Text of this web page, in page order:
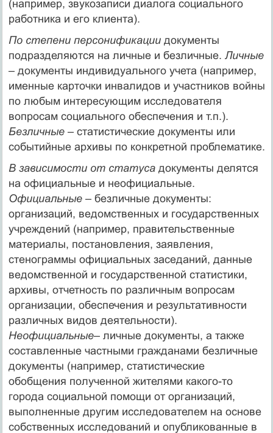
(например, звукозаписи диалога социального
работника и его клиента).
По степени персонификациидокументы
подразделяются на личные и безличные. Личные
– документы индивидуального учета (например,
именные карточки инвалидов и участников войны
по любым интересующим исследователя
вопросам социального обеспечения и т.п.).
Безличные– статистические документы или
событийные архивы по конкретной проблематике.
В зависимости от статусадокументы делятся
на официальные и неофициальные.
Официальные – безличные документы:
организаций, ведомственных и государственных
учреждений (например, правительственные
материалы, постановления, заявления,
стенограммы официальных заседаний, данные
ведомственной и государственной статистики,
архивы, отчетность по различным вопросам
организации, обеспечения и результативности
различных видов деятельности).
Неофициальные– личные документы, а также
составленные частными гражданами безличные
документы (например, статистические
обобщения полученной жителями какого-то
города социальной помощи от организаций,
выполненные другим исследователем на основе
собственных исследований и опубликованные в